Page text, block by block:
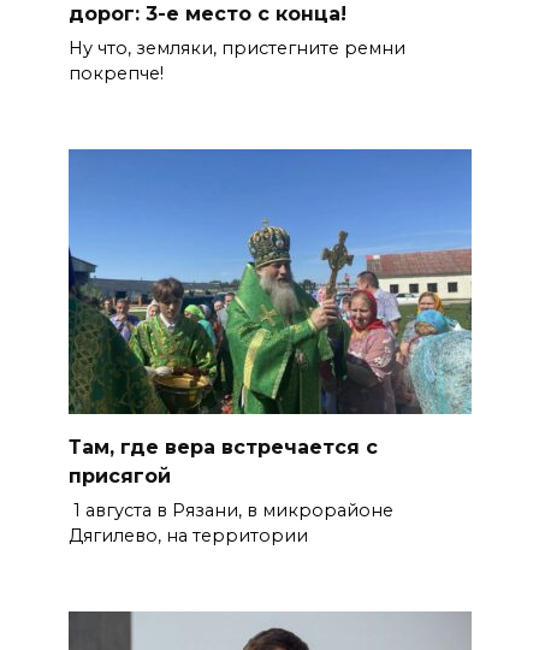
дорог: 3-е место с конца!
Ну что, земляки, пристегните ремни
покрепче!
Там, где вера встречается с
присягой
1 августа в Рязани, в микрорайоне
Дягилево, на территории